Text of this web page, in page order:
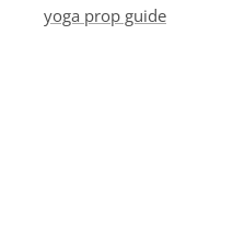
yoga prop guide